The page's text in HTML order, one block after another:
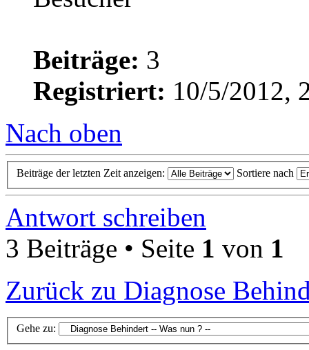
Beiträge: 3
Registriert: 10/5/2012,
Nach oben
Beiträge der letzten Zeit anzeigen: Sortiere nach
Antwort schreiben
3 Beiträge • Seite 1 von 1
Zurück zu Diagnose
Gehe zu: